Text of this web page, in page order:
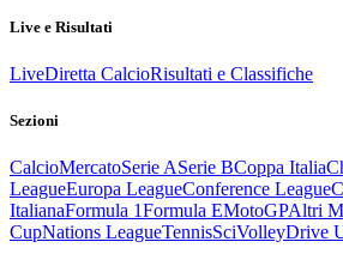
Live e Risultati
LiveDiretta CalcioRisultati e Classifiche
Sezioni
CalcioMercatoSerie ASerie BCoppa Italia
LeagueEuropa LeagueConference League
ItalianaFormula 1Formula EMotoGPAltri
CupNations LeagueTennisSciVolleyDrive